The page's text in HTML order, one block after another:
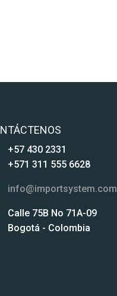
+57 430 2331
+571 311 555 6628
info@importsystem.com
Calle 75B No 71A-09
Bogotá - Colombia